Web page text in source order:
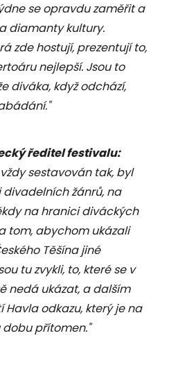
se opravdu zaměřit a
diamanty kultury.
zde hostují, prezentují to,
nejlepší. Jsou to
diváka, když odchází,
ředitel festivalu:
sestavován tak, byl
žánrů, na
na hranici diváckých
tom, abychom ukázali
Těšína jiné
tu zvykli, to, které se v
nedá ukázat, a dalším
odkazu, který je na
přítomen."